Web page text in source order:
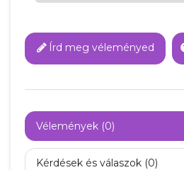
Írd meg véleményed
Vélemények (0)
Kérdések és válaszok (0)